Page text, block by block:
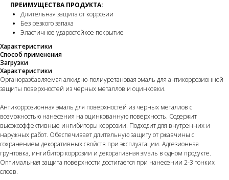
ПРЕИМУЩЕСТВА ПРОДУКТА:
Длительная защита от коррозии
Без резкого запаха
Эластичное ударостойкое покрытие
Характеристики
Способ применения
Загрузки
Характеристики
Органоразбавляемая алкидно-полиуретановая эмаль для антикоррозионной
защиты поверхностей из черных металлов и оцинковки.
Антикоррозионная эмаль для поверхностей из черных металлов с
возможностью нанесения на оцинкованную поверхность. Содержит
высокоэффективные ингибиторы коррозии. Подходит для внутренних и
наружных работ. Обеспечивает длительную защиту от ржавчины с
сохранением декоративных свойств при эксплуатации. Адгезионная
грунтовка, ингибитор коррозии и декоративная эмаль в одном продукте.
Оптимальная защита поверхности достигается при нанесении 2-3 тонких
слоев.